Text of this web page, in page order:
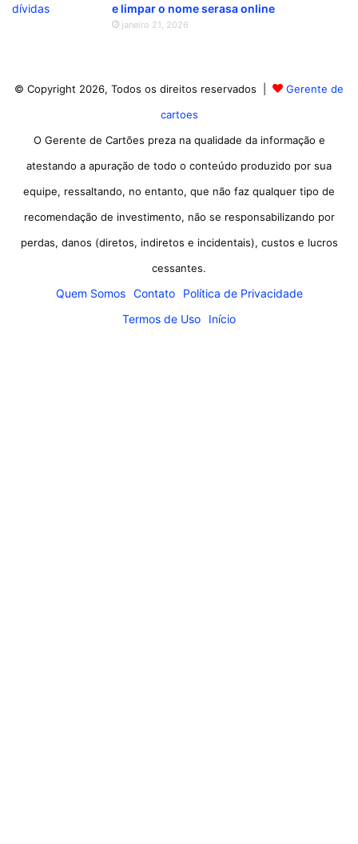
e limpar o nome serasa online
janeiro 21, 2026
© Copyright 2026, Todos os direitos reservados |
Gerente de
cartoes
O Gerente de Cartões preza na qualidade da informação e
atestando a apuração de todo o conteúdo produzido por sua
equipe, ressaltando, no entanto, que não faz qualquer tipo de
recomendação de investimento, não se responsabilizando por
perdas, danos (diretos, indiretos e incidentais), custos e lucros
cessantes.
Quem Somos Contato
Política de Privacidade
Termos de Uso
Início